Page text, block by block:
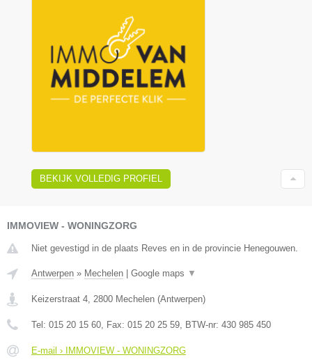
BEKIJK VOLLEDIG PROFIEL
IMMOVIEW - WONINGZORG
Niet gevestigd in de plaats Reves en in de provincie Henegouwen.
Antwerpen » Mechelen Google maps ▼
Keizerstraat 4 2800 Mechelen (Antwerpen)
Tel: 015 20 15 60 , Fax: 015 20 25 59 , BTW-nr: 430 985 450
E-mail › IMMOVIEW - WONINGZORG